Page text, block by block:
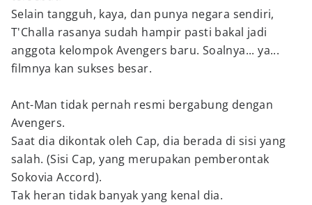
Selain tangguh, kaya, dan punya negara sendiri,
T'Challa rasanya sudah hampir pasti bakal jadi
anggota kelompok Avengers baru. Soalnya... ya...
filmnya kan sukses besar.
Ant-Man tidak pernah resmi bergabung dengan
Avengers.
Saat dia dikontak oleh Cap, dia berada di sisi yang
salah. (Sisi Cap, yang merupakan pemberontak
Sokovia Accord).
Tak heran tidak banyak yang kenal dia.